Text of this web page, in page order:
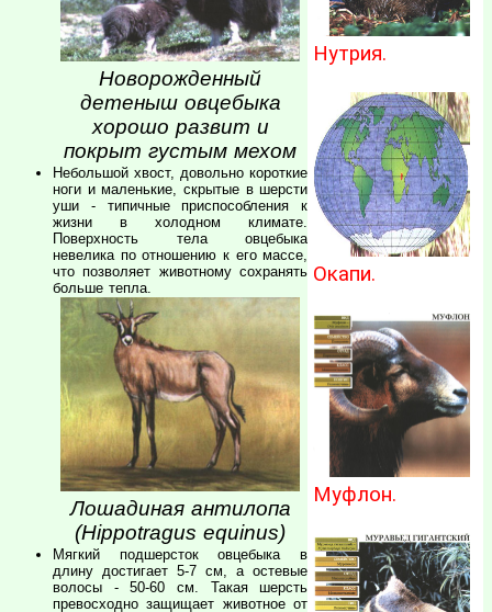
Новорожденный
детеныш овцебыка
хорошо развит и
покрыт густым мехом
Небольшой хвост, довольно короткие
ноги и маленькие, скрытые в шерсти
уши - типичные приспособления к
жизни в холодном климате.
Поверхность тела овцебыка
невелика по отношению к его массе,
что позволяет животному сохранять
больше тепла.
Лошадиная антилопа
(Hippotragus equinus)
Мягкий подшерсток овцебыка в
длину достигает 5-7 см, а остевые
волосы - 50-60 см. Такая шерсть
превосходно защищает животное от
Нутрия.
Окапи.
Муфлон.